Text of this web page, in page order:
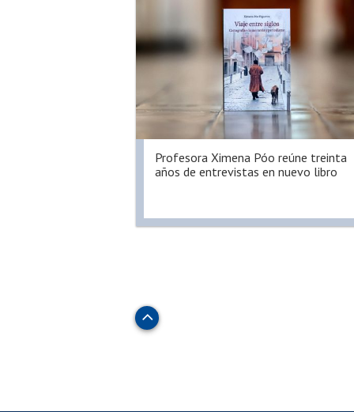
Profesora Ximena Póo reúne treinta
años de entrevistas en nuevo libro
Subir